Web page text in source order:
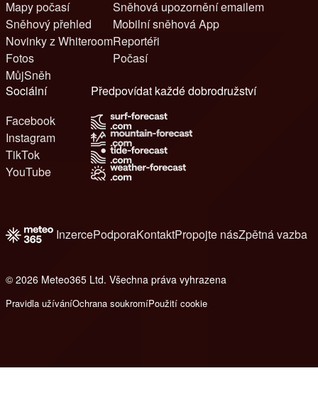
Mapy počasí
Sněhový přehled
Novinky z Whiteroom
Fotos
MůjSněh
Sněhová upozornění emailem
Mobilní sněhová App
Reportéři
Počasí
Sociální
Facebook
Instagram
TikTok
YouTube
Předpovídat každé dobrodružství
InzercePodporaKontaktPropojte násZpětná vazba
© 2026 Meteo365 Ltd. Všechna práva vyhrazena
Pravidla užíváníOchrana soukromíPoužití cookie